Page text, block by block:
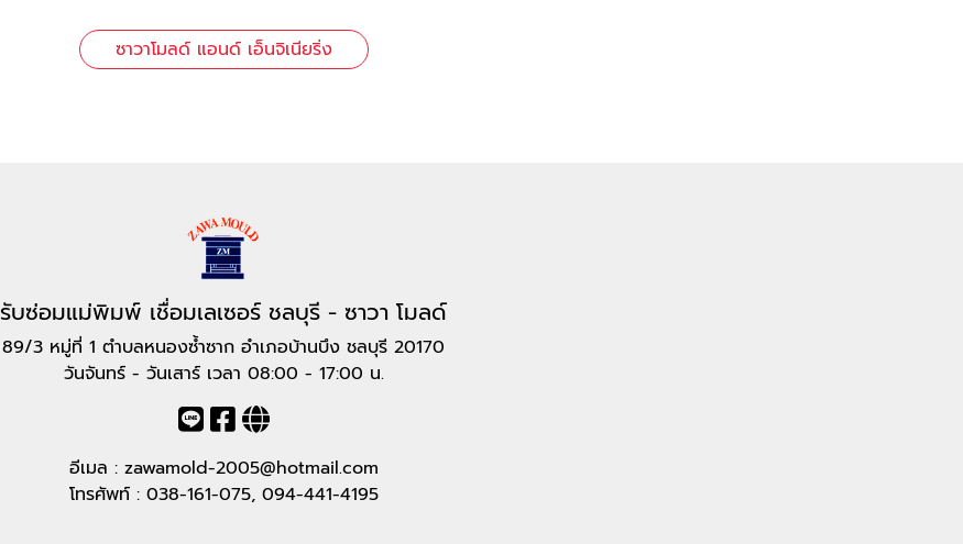
ซาวาโมลด์ แอนด์ เอ็นจิเนียริ่ง
รับซ่อมแม่พิมพ์ เชื่อมเลเซอร์ ชลบุรี - ซาวา โมลด์
89/3 หมู่ที่ 1 ตำบลหนองซ้ำซาก อำเภอบ้านบึง ชลบุรี 20170
วันจันทร์ - วันเสาร์ เวลา 08:00 - 17:00 น.
อีเมล : zawamold-2005@hotmail.com
โทรศัพท์ : 038-161-075, 094-441-4195